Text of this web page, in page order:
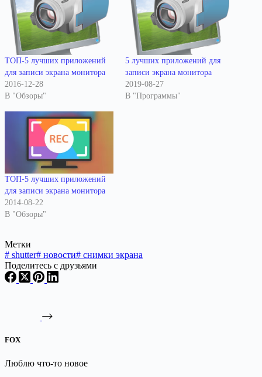
ТОП-5 лучших приложений
для записи экрана монитора
2016-12-28
В "Обзоры"
5 лучших приложений для
записи экрана монитора
2019-08-27
В "Программы"
ТОП-5 лучших приложений
для записи экрана монитора
2014-08-22
В "Обзоры"
Метки
# shutter# новости# снимки экрана
Поделитесь с друзьями
FOX
Люблю что-то новое